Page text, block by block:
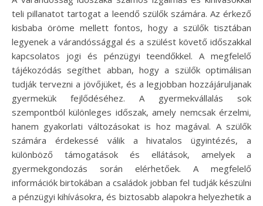
teli pillanatot tartogat a leendő szülők számára. Az érkező
kisbaba öröme mellett fontos, hogy a szülők tisztában
legyenek a várandóssággal és a szülést követő időszakkal
kapcsolatos jogi és pénzügyi teendőkkel. A megfelelő
tájékozódás segíthet abban, hogy a szülők optimálisan
tudják tervezni a jövőjüket, és a legjobban hozzájáruljanak
gyermekük fejlődéséhez. A gyermekvállalás sok
szempontból különleges időszak, amely nemcsak érzelmi,
hanem gyakorlati változásokat is hoz magával. A szülők
számára érdekessé válik a hivatalos ügyintézés, a
különböző támogatások és ellátások, amelyek a
gyermekgondozás során elérhetőek. A megfelelő
információk birtokában a családok jobban fel tudják készülni
a pénzügyi kihívásokra, és biztosabb alapokra helyezhetik a